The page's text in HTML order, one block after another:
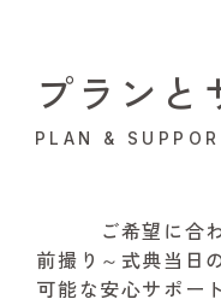
プランと
PLAN &
ご希望に合
前撮り～式典当日
可能な安心サポー